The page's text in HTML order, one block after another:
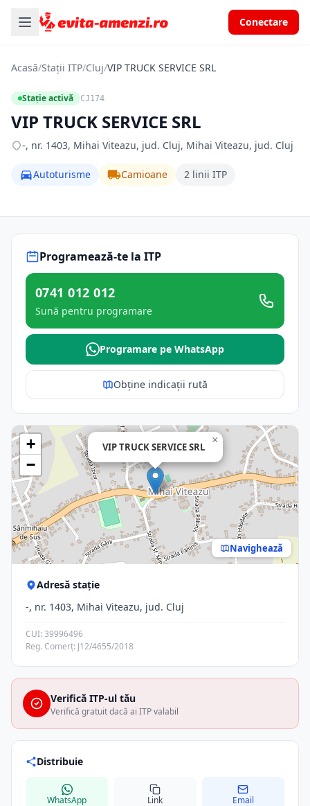
Conectare
Acasă/Stații ITP/Cluj/VIP TRUCK SERVICE SRL
Stație activă CJ174
VIP TRUCK SERVICE SRL
-, nr. 1403, Mihai Viteazu, jud. Cluj, Mihai Viteazu, jud. Cluj
Autoturisme Camioane 2 linii ITP
Programează-te la ITP
0741 012 012
Sună pentru programare
Programare pe WhatsApp
Obține indicații rută
VIP TRUCK SERVICE SRL
×
+
−
Navighează
Adresă stație
-, nr. 1403, Mihai Viteazu, jud. Cluj
CUI: 39996496
Reg. Comerț: J12/4655/2018
Verifică ITP-ul tău
Verifică gratuit dacă ai ITP valabil
Distribuie
WhatsApp Link Email